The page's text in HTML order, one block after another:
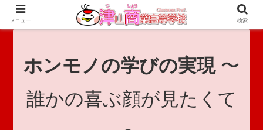
since 1921｜地域と共に未来へつなげ！｜Tsuyama Commercial High School
ホンモノの学びの実現〜
誰かの喜ぶ顔が見たくて
メニュー 検索